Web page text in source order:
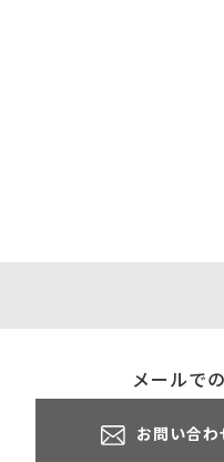
メールで
お問い合